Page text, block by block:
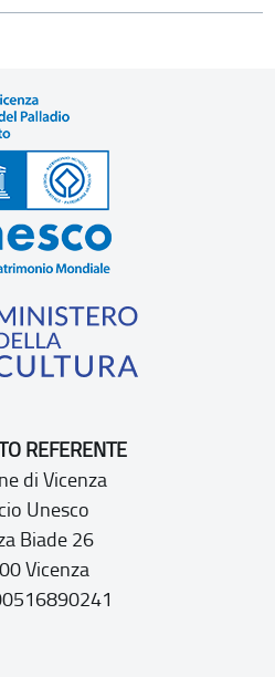
REFERENTE
di Vicenza
Unesco
Biade 26
Vicenza